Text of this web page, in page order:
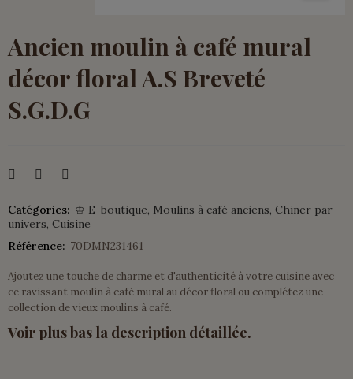
Ancien moulin à café mural
décor floral A.S Breveté
S.G.D.G
Catégories: ♔ E-boutique Moulins à café anciens Chiner par
univers Cuisine
Référence: 70DMN231461
Ajoutez une touche de charme et d'authenticité à votre cuisine avec
ce ravissant moulin à café mural au décor floral ou complétez une
collection de vieux moulins à café.
Voir plus bas la description détaillée.